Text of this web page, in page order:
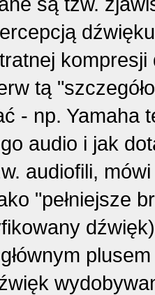
tą
- np. Yamaha
audio i jak
audiofili,
"pełniejsze